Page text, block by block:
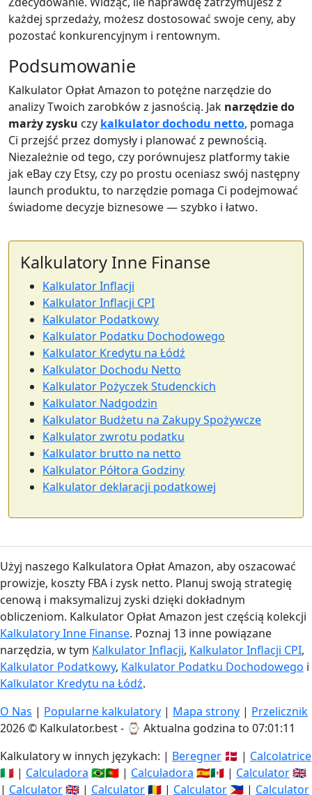
każdej sprzedaży, możesz dostosować swoje ceny, aby
pozostać konkurencyjnym i rentownym.
Podsumowanie
Kalkulator Opłat Amazon to potężne narzędzie do
analizy Twoich zarobków z jasnością. Jak narzędzie do
marży zysku czy kalkulator dochodu netto, pomaga
Ci przejść przez domysły i planować z pewnością.
Niezależnie od tego, czy porównujesz platformy takie
jak eBay czy Etsy, czy po prostu oceniasz swój następny
launch produktu, to narzędzie pomaga Ci podejmować
świadome decyzje biznesowe — szybko i łatwo.
Kalkulatory Inne Finanse
Kalkulator Inflacji
Kalkulator Inflacji CPI
Kalkulator Podatkowy
Kalkulator Podatku Dochodowego
Kalkulator Kredytu na Łódź
Kalkulator Dochodu Netto
Kalkulator Pożyczek Studenckich
Kalkulator Nadgodzin
Kalkulator Budżetu na Zakupy Spożywcze
Kalkulator zwrotu podatku
Kalkulator brutto na netto
Kalkulator Półtora Godziny
Kalkulator deklaracji podatkowej
Użyj naszego Kalkulatora Opłat Amazon, aby oszacować
prowizje, koszty FBA i zysk netto. Planuj swoją strategię
cenową i maksymalizuj zyski dzięki dokładnym
obliczeniom. Kalkulator Opłat Amazon jest częścią kolekcji
Kalkulatory Inne Finanse. Poznaj 13 inne powiązane
narzędzia, w tym Kalkulator Inflacji, Kalkulator Inflacji CPI,
Kalkulator Podatkowy, Kalkulator Podatku Dochodowego i
Kalkulator Kredytu na Łódź.
O Nas | Popularne kalkulatory | Mapa strony | Przelicznik
2026 © Kalkulator.best - ⌚ Aktualna godzina to 07:01:12
Kalkulatory w innych językach: | Beregner 🇩🇰 | Calcolatrice
🇮🇹 | Calculadora 🇧🇷🇵🇹 | Calculadora 🇪🇸🇲🇽 | Calculator🇬🇧
| Calculator🇬🇧 | Calculator🇷🇴 | Calculator 🇵🇭 | Calculator